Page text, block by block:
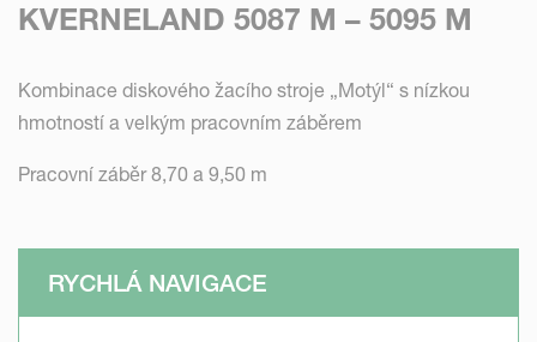
KVERNELAND 5087 M – 5095 M
Kombinace diskového žacího stroje „Motýl“ s nízkou
hmotností a velkým pracovním záběrem
Pracovní záběr 8,70 a 9,50 m
RYCHLÁ NAVIGACE